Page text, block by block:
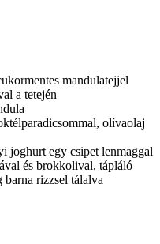
mandulatejjel
a tetején
olívaolaj
joghurt egy csipet lenmaggal
és brokkolival, tápláló
barna rizzsel tálalva